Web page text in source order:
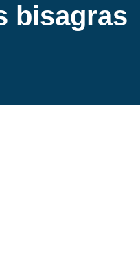
bisagras